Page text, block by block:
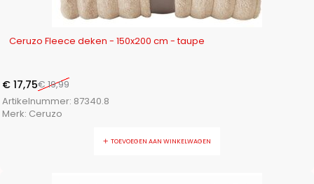
Ceruzo Fleece deken - 150x200 cm - taupe
€19,99
€ 17,75
Artikelnummer: 87340.8
Merk: Ceruzo
TOEVOEGEN AAN WINKELWAGEN